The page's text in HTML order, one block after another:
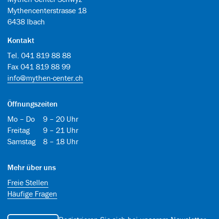
Mythencenterstrasse 18
6438 Ibach
Kontakt
Tel. 041 819 88 88
Fax 041 819 88 99
info@mythen-center.ch
Öffnungszeiten
Mo – Do
9 – 20 Uhr
Freitag
9 – 21 Uhr
Samstag
8 – 18 Uhr
Mehr über uns
Freie Stellen
Häufige Fragen